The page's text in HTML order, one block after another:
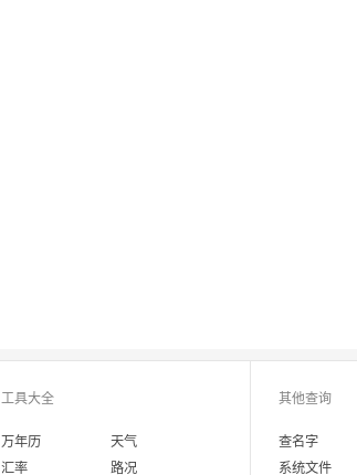
工具大全
万年历
天气
汇率
路况
其他查询
查名字
系统文件